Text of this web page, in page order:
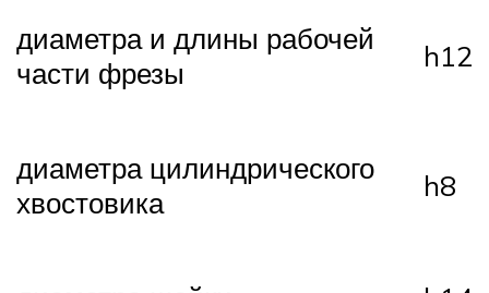
диаметра и длины рабочей
части фрезы
h12
диаметра цилиндрического
хвостовика
h8